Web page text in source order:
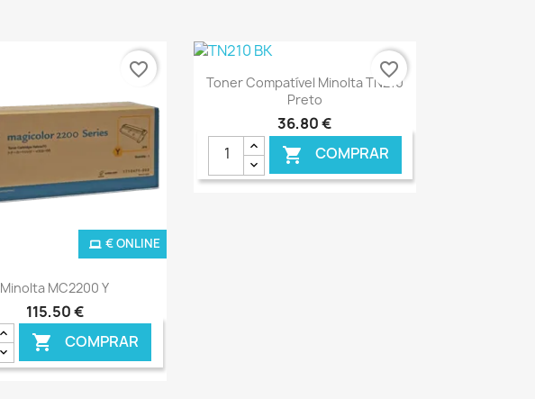
Ver+
Minolta MC2200 Y
115,50 €
 COMPRAR
€ ONLINE
favorite_border Ver+
Toner Compatível Minolta TN210
Preto
36,80 €
 COMPRAR
favorite_border